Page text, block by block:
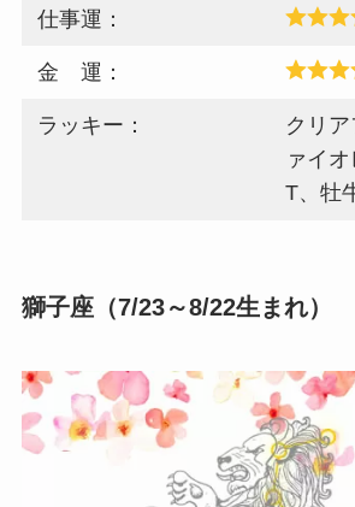
仕事運：
金 運：
ラッキー：
クリ
ァイオ
T、牡
獅子座（7/23～8/22生まれ）